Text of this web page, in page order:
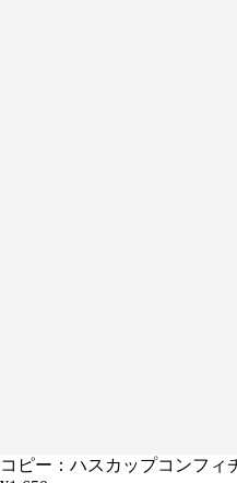
コピー：ハスカップコンフィ